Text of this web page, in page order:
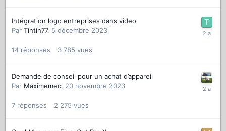
Intégration logo entreprises dans video
Par Tintin77, 5 décembre 2023
14 réponses 3 785 vues
Demande de conseil pour un achat d’appareil
Par Maximemec, 20 novembre 2023
7 réponses 2 275 vues